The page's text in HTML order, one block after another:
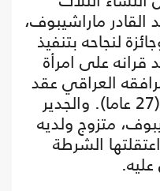
ماراشيبوف،
لنجاحه بتنفيذ
على امرأة
العراقي عقد
زواج عرفي بالمرأة الأخرى (27 عاما). والجدير
متزوج ولديه
الشرطة